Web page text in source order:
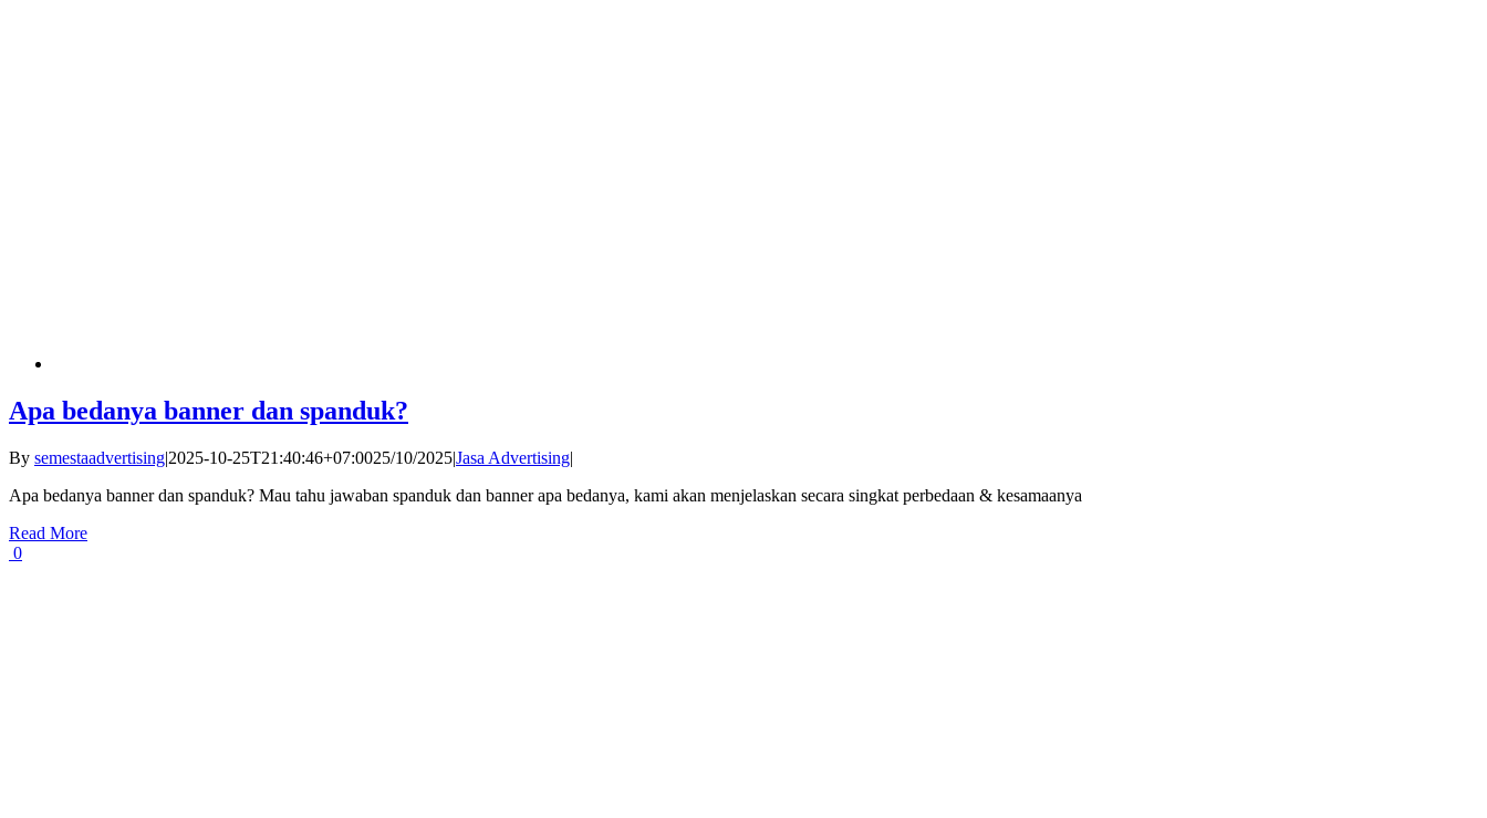
Apa bedanya banner dan spanduk?
By semestaadvertising|2025-10-25T21:40:46+07:0025/10/2025|Jasa Advertising|
Apa bedanya banner dan spanduk? Mau tahu jawaban spanduk dan banner apa bedanya, kami akan menjelaskan secara singkat perbedaan & kesamaanya
Read More
0